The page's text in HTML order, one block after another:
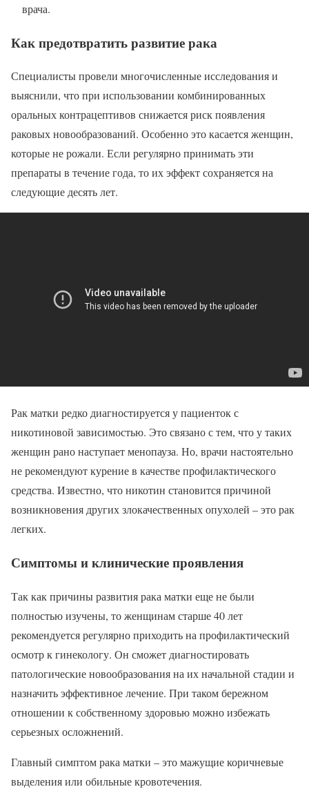
врача.
Как предотвратить развитие рака
Специалисты провели многочисленные исследования и
выяснили, что при использовании комбинированных
оральных контрацептивов снижается риск появления
раковых новообразований. Особенно это касается женщин,
которые не рожали. Если регулярно принимать эти
препараты в течение года, то их эффект сохраняется на
следующие десять лет.
Рак матки редко диагностируется у пациенток с
никотиновой зависимостью. Это связано с тем, что у таких
женщин рано наступает менопауза. Но, врачи настоятельно
не рекомендуют курение в качестве профилактического
средства. Известно, что никотин становится причиной
возникновения других злокачественных опухолей – это рак
легких.
Симптомы и клинические проявления
Так как причины развития рака матки еще не были
полностью изучены, то женщинам старше 40 лет
рекомендуется регулярно приходить на профилактический
осмотр к гинекологу. Он сможет диагностировать
патологические новообразования на их начальной стадии и
назначить эффективное лечение. При таком бережном
отношении к собственному здоровью можно избежать
серьезных осложнений.
Главный симптом рака матки – это мажущие коричневые
выделения или обильные кровотечения.